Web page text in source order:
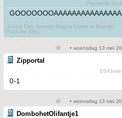
Fremantle
Autore Deo, favente Regina Luctor et Emergo
Fuck the EBU.
• woensdag 13 mei
Zipportal
0-1
• woensdag 13 mei
DombohetOlifantje1